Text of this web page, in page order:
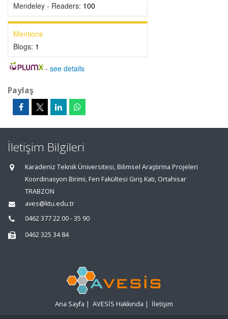
Mendeley - Readers: 100
Mentions
Blogs: 1
- see details
Paylaş
İletişim Bilgileri
Karadeniz Teknik Üniversitesi, Bilimsel Araştırma Projeleri
Koordinasyon Birimi, Fen Fakültesi Giriş Katı, Ortahisar
TRABZON
aves@ktu.edu.tr
0462 377 22 00 - 35 90
0462 325 34 84
Ana Sayfa | AVESİS Hakkında | İletişim